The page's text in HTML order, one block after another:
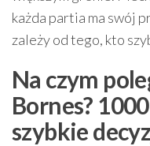
każda partia ma swój
zależy od tego, kto
Na czym
Bornes?
szybkie